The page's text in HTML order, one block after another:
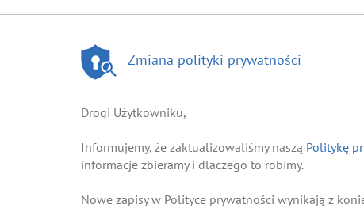
Zmiana polityki prywatności
Drogi Użytkowniku,
Informujemy, że zaktualizowaliśmy naszą Politykę
informacje zbieramy i dlaczego to robimy.
Nowe zapisy w Polityce prywatności wynikają z